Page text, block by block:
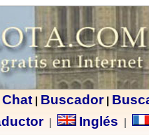
Chat| Buscador|
| Inglés